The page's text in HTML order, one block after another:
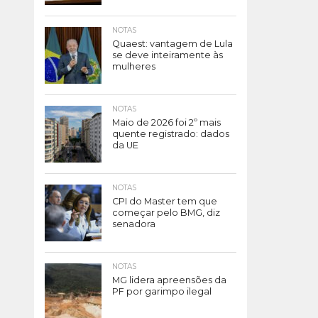
NOTAS
Quaest: vantagem de Lula
se deve inteiramente às
mulheres
NOTAS
Maio de 2026 foi 2º mais
quente registrado: dados
da UE
NOTAS
CPI do Master tem que
começar pelo BMG, diz
senadora
NOTAS
MG lidera apreensões da
PF por garimpo ilegal